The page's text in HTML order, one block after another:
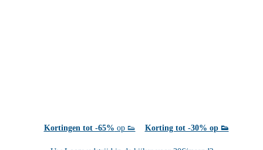
Kortingen tot -65% op 👟 Korting tot -30% op 👟